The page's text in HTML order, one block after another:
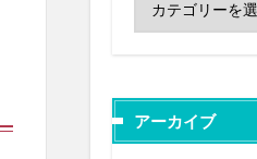
アーカイブ